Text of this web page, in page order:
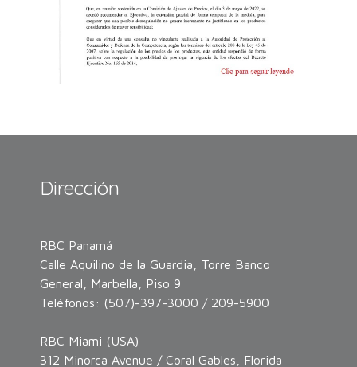
Dirección
RBC Panamá
Calle Aquilino de la Guardia, Torre Banco
General, Marbella, Piso 9
Teléfonos: (507)-397-3000 / 209-5900
RBC Miami (USA)
312 Minorca Avenue / Coral Gables, Florida